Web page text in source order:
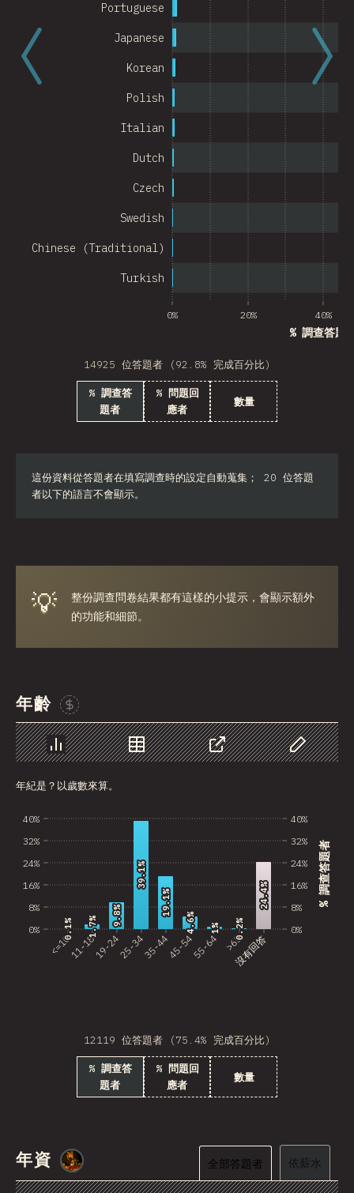
Pakistan
Iceland
Uruguay
Vietnam
Lithuania
Estonia
Egypt
Dominican Republic
Ecuador
Croatia
Slovakia
Greece
Bulgaria
Taiwan
South Africa
Chile
Indonesia
Belarus
Denmark
Israel
0% 20% 40%
% 調查答題
Turkish
Chinese (Traditional)
Swedish
Czech
Dutch
Italian
Polish
Korean
Japanese
Portuguese
14925 位答題者 (92.8% 完成百分比)
% 調查答
題者
% 問題回
應者
數量
這份資料從答題者在填寫調查時的設定自動蒐集； 20 位答題
者以下的語言不會顯示。
💡
整份調查問卷結果都有這樣的小提示，會顯示額外
的功能和細節。
年齡
贊助這張圖表
圖表 資料 分享
自訂資料
年紀是？以歲數來算。
0%
8%
16%
24%
32%
40%
% 調查答題者
<=1011-1819-2425-3435-4445-5455-64 >65
沒有回答
0%
8%
16%
24%
32%
40%
0.1%
0.1% 1.7%
1.7% 9.8%
9.8%
39.1%
39.1%
19.1%
19.1%
4.6%
4.6% 1%
1% 0.2%
0.2%
24.4%
24.4%
12119 位答題者 (75.4% 完成百分比)
% 調查答
題者
% 問題回
應者
數量
年資 全部答題者 依薪水